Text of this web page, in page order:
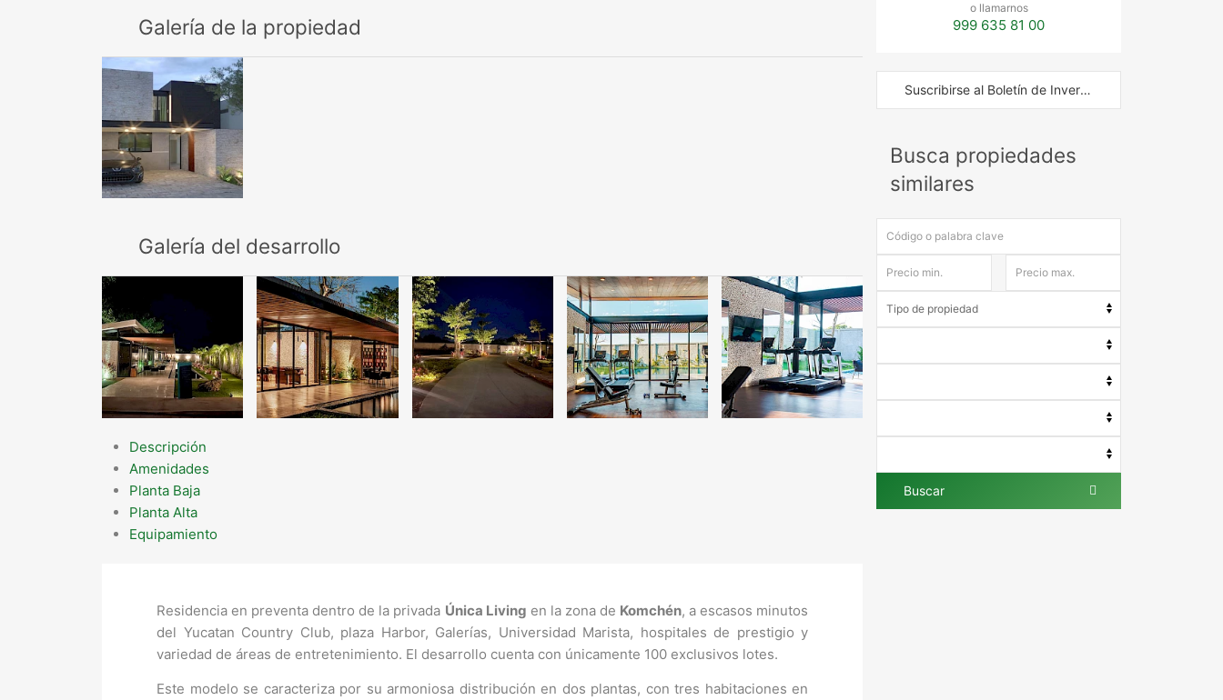
Galería de la propiedad
Galería del desarrollo
Descripción
Amenidades
Planta Baja
Planta Alta
Equipamiento
Residencia en preventa dentro de la privada Única Living en la zona de Komchén, a escasos minutos
del Yucatan Country Club, plaza Harbor, Galerías, Universidad Marista, hospitales de prestigio y
variedad de áreas de entretenimiento. El desarrollo cuenta con únicamente 100 exclusivos lotes.
Este modelo se caracteriza por su armoniosa distribución en dos plantas, con tres habitaciones en
o llamarnos
999 635 81 00
Suscribirse al Boletín de Inversión
Busca propiedades
similares
Buscar